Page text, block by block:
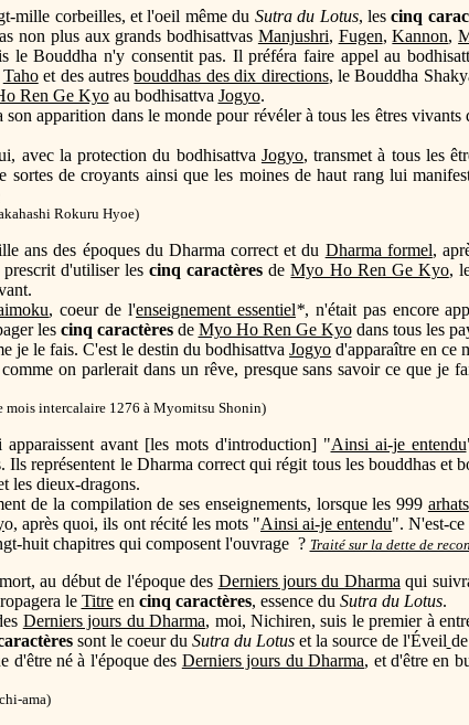
mille corbeilles, et l'oeil même du Sutra du Lotus, lescinq
non plus aux grands bodhisattvas Manjushri, Fugen,Kannon,
le Bouddha n'y consentit pas. Il préféra faire appel au
Tahoet des autresbouddhas des dix directions, le Bouddha
Ren Ge Kyoau bodhisattva Jogyo.
son apparition dans le monde pour révéler à tous les êtres vivants
avec la protection du bodhisattva Jogyo, transmet à tous les
sortes de croyants ainsi que les moines de haut rang lui
Rokuru Hyoe)
ans des époques du Dharma correct et du Dharma formel,
prescrit d'utiliser lescinq caractères deMyo Ho Ren Ge Kyo,
, coeur de l'enseignement essentiel*, n'était pas encore
les cinq caractèresde Myo Ho Ren Ge Kyodans tous les
je le fais. C'est le destin du bodhisattvaJogyo d'apparaître en ce
on parlerait dans un rêve, presque sans savoir ce que je
mois intercalaire 1276 à Myomitsu Shonin)
avant [les mots d'introduction] "Ainsi ai-je entendu
représentent le Dharma correct qui régit tous les bouddhas et
les dieux-dragons.
de la compilation de ses enseignements, lorsque les 999 arhats
o, après quoi, ils ont récité les mots "Ainsi ai-je entendu". N'est-ce
huit chapitres qui composent l'ouvrage ? Traité sur la dette de
au début de l'époque des Derniers jours du Dharma qui
le Titreen cinq caractères, essence du Sutra du Lotus.
Derniers jours du Dharma, moi, Nichiren, suis le premier à
sont le coeur du Sutra du Lotuset la source de l'Éveil
d'être né à l'époque des Derniers jours du Dharma, et d'être en
ama)